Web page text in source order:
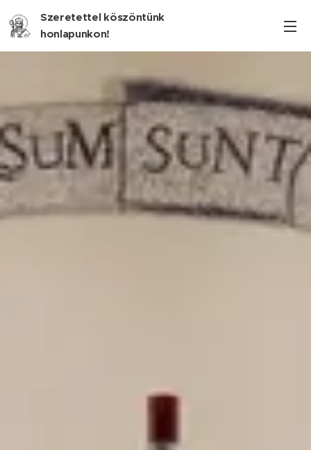
Szeretettel köszöntünk
honlapunkon!